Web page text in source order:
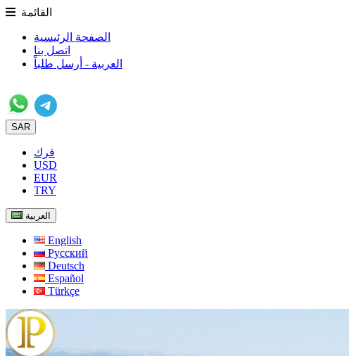
القائمة
الصفحة الرئيسية
اتصل بنا
العربية - أرسل طلباً
SAR
فرك
USD
EUR
TRY
العربية
English
Русский
Deutsch
Español
Türkçe